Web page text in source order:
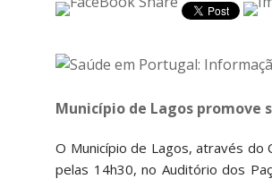
Município de Lagos
O Município de Lagos, através do
pelas 14h30, no Auditório dos